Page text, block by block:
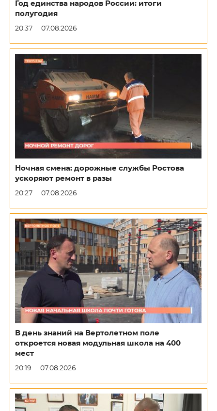
Год единства народов России: итоги
полугодия
20:37 07.08.2026
Ночная смена: дорожные службы Ростова
ускоряют ремонт в разы
20:27 07.08.2026
В день знаний на Вертолетном поле
откроется новая модульная школа на 400
мест
20:19 07.08.2026